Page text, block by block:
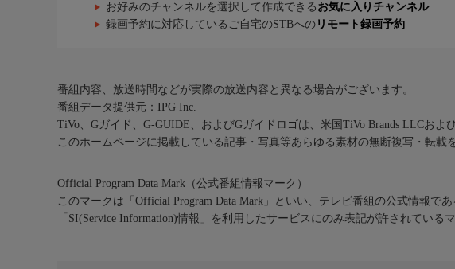
お好みのチャンネルを選択して作成できる お気に入りチャンネル
録画予約に対応しているご自宅のSTBへの リモート録画予約
番組内容、放送時間などが実際の放送内容と異なる場合がございます。
番組データ提供元：IPG Inc.
TiVo、Gガイド、G-GUIDE、およびGガイドロゴは、米国TiVo Brands LLCお
このホームページに掲載している記事・写真等あらゆる素材の無断複写・転載
Official Program Data Mark（公式番組情報マーク）
このマークは「Official Program Data Mark」といい、テレビ番組の公式情報であ
「SI(Service Information)情報」を利用したサービスにのみ表記が許されているマ